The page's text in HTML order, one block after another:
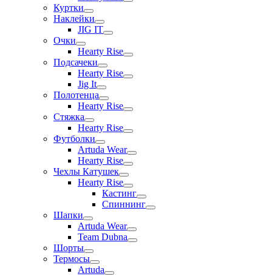
Куртки
Наклейки
JIG IT
Очки
Hearty Rise
Подсачеки
Hearty Rise
Jig It
Полотенца
Hearty Rise
Стяжка
Hearty Rise
Футболки
Artuda Wear
Hearty Rise
Чехлы Катушек
Hearty Rise
Кастинг
Спиннинг
Шапки
Artuda Wear
Team Dubna
Шорты
Термосы
Artuda